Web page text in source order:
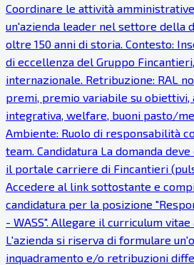
Coordinare le attività
un'azienda leader nel settore della
oltre 150 anni di storia. Contesto:
di eccellenza del Gruppo
internazionale. Retribuzione: RAL
premi, premio variabile su obiettivi,
integrativa, welfare, buoni pasto/
Ambiente: Ruolo di responsabilità
team. Candidatura La domanda
il portale carriere di Fincantieri
Accedere al link sottostante e
candidatura per la posizione
- WASS". Allegare il curriculum
L'azienda si riserva di formulare
inquadramento e/o retribuzioni